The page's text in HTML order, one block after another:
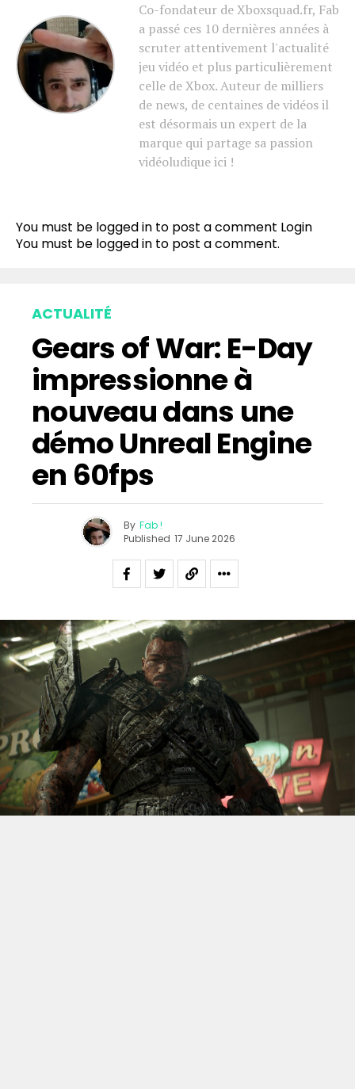
Co-fondateur de Xboxsquad.fr, Fab
a passé ces 10 dernières années à
scruter attentivement l'actualité
jeu vidéo et plus particulièrement
celle de Xbox. Auteur de milliers
de news, de centaines de vidéos il
est désormais un expert de la
marque qui partage sa passion
vidéoludique ici !
You must be logged in to post a comment Login
You must be logged in to post a comment.
ACTUALITÉ
Gears of War: E-Day
impressionne à
nouveau dans une
démo Unreal Engine
en 60fps
By Fab !
Published 17 June 2026